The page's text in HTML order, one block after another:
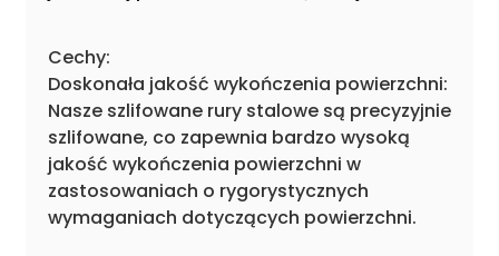
Cechy:
Doskonała jakość wykończenia powierzchni:
Nasze szlifowane rury stalowe są precyzyjnie
szlifowane, co zapewnia bardzo wysoką
jakość wykończenia powierzchni w
zastosowaniach o rygorystycznych
wymaganiach dotyczących powierzchni.